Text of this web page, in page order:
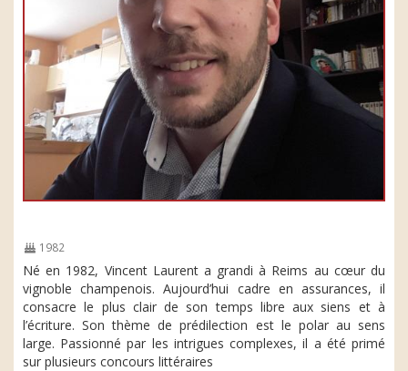
1982
Né en 1982, Vincent Laurent a grandi à Reims au cœur du
vignoble champenois. Aujourd’hui cadre en assurances, il
consacre le plus clair de son temps libre aux siens et à
l’écriture. Son thème de prédilection est le polar au sens
large. Passionné par les intrigues complexes, il a été primé
sur plusieurs concours littéraires